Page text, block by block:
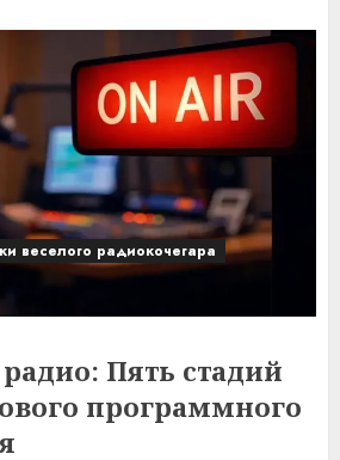
веселого радиокочегара
Пять стадий
программного